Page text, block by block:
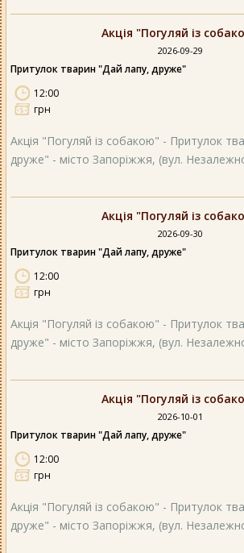
Акція "Погуляй із
2026-09-29
Притулок тварин "Дай лапу, друже"
12:00
грн
Акція "Погуляй із собакою" - Притулок
друже" - місто Запоріжжя, (вул.
Акція "Погуляй із
2026-09-30
Притулок тварин "Дай лапу, друже"
12:00
грн
Акція "Погуляй із собакою" - Притулок
друже" - місто Запоріжжя, (вул.
Акція "Погуляй із
2026-10-01
Притулок тварин "Дай лапу, друже"
12:00
грн
Акція "Погуляй із собакою" - Притулок
друже" - місто Запоріжжя, (вул.